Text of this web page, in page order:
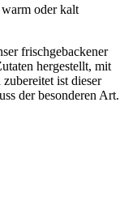
oder kalt
frischgebackener
hergestellt, mit
ist dieser
der besonderen Art.